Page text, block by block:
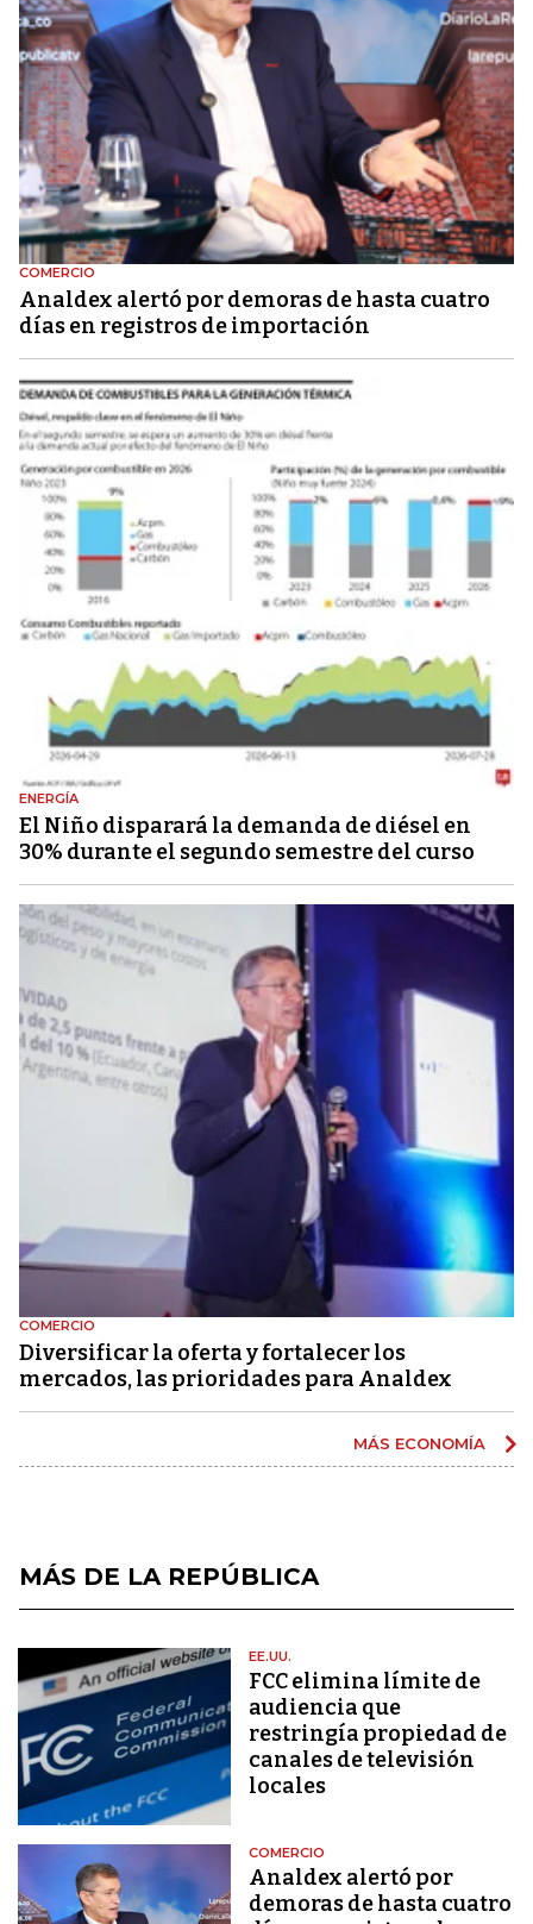
COMERCIO
Analdex alertó por demoras de hasta cuatro
días en registros de importación
ENERGÍA
El Niño disparará la demanda de diésel en
30% durante el segundo semestre del curso
COMERCIO
Diversificar la oferta y fortalecer los
mercados, las prioridades para Analdex
MÁS ECONOMÍA
MÁS DE LA REPÚBLICA
EE.UU.
FCC elimina límite de
audiencia que
restringía propiedad de
canales de televisión
locales
COMERCIO
Analdex alertó por
demoras de hasta cuatro